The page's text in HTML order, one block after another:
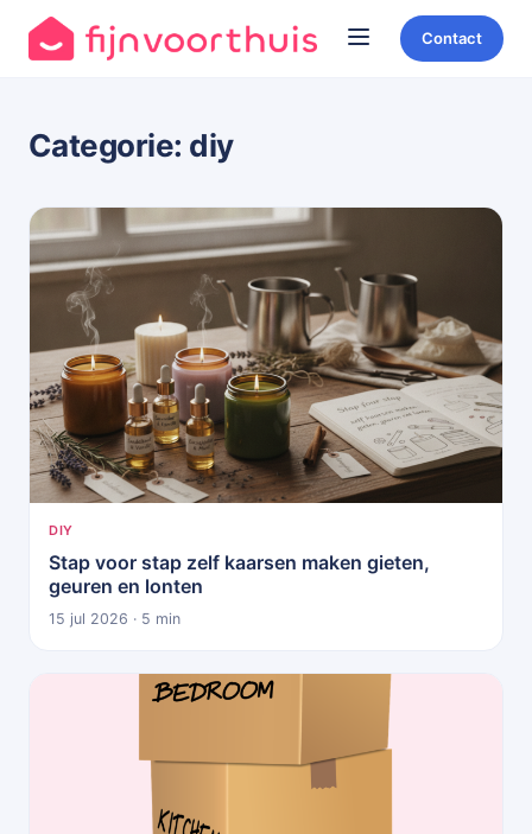
Contact
Categorie: diy
DIY
Stap voor stap zelf kaarsen maken gieten,
geuren en lonten
15 jul 2026 · 5 min